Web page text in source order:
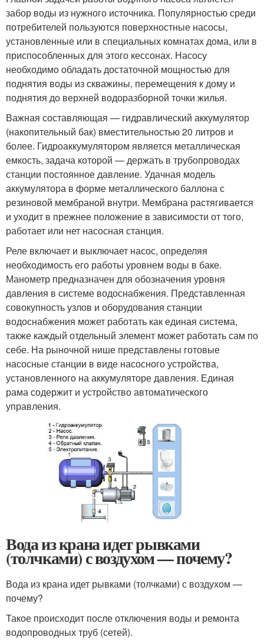
забор воды из нужного источника. Популярностью среди
потребителей пользуются поверхностные насосы,
установленные или в специальных комнатах дома, или в
приспособленных для этого кессонах. Насосу
необходимо обладать достаточной мощностью для
поднятия воды из скважины, перемещения к дому и
поднятия до верхней водоразборной точки жилья.
Важная составляющая — гидравлический аккумулятор
(накопительный бак) вместительностью 20 литров и
более. Гидроаккумулятором является металлическая
емкость, задача которой — держать в трубопроводах
станции постоянное давление. Удачная модель
аккумулятора в форме металлического баллона с
резиновой мембраной внутри. Мембрана растягивается
и уходит в прежнее положение в зависимости от того,
работает или нет насосная станция.
Реле включает и выключает насос, определяя
необходимость его работы уровнем воды в баке.
Манометр предназначен для обозначения уровня
давления в системе водоснабжения. Представленная
совокупность узлов и оборудования станции
водоснабжения может работать как единая система,
также каждый отдельный элемент может работать сам по
себе. На рыночной нише представлены готовые
насосные станции в виде насосного устройства,
установленного на аккумуляторе давления. Единая
рама содержит и устройство автоматического
управления.
Вода из крана идет рывками
(толчками) с воздухом — почему?
Вода из крана идет рывками (толчками) с воздухом —
почему?
Такое происходит после отключения воды и ремонта
водопроводных труб (сетей).